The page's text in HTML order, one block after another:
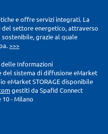
e offre servizi integrati. La
del settore energetico, attraverso
grazie al quale
>>>
delle Informazioni
del sistema di diffusione eMarket
eMarket STORAGE disponibile
gestiti da Spafid Connect
10 - Milano